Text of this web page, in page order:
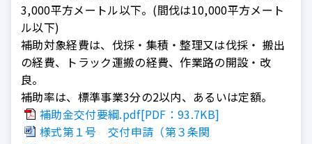
3,000平方メートル以下。(間伐は10,000平方メート
ル以下)
補助対象経費は、伐採・集積・整理又は伐採・ 搬出
の経費、トラック運搬の経費、作業路の開設・改
良。
補助率は、標準事業3分の2以内、あるいは定額。
補助金交付要綱.pdf[PDF：93.7KB]
様式第１号 交付申請（第３条関